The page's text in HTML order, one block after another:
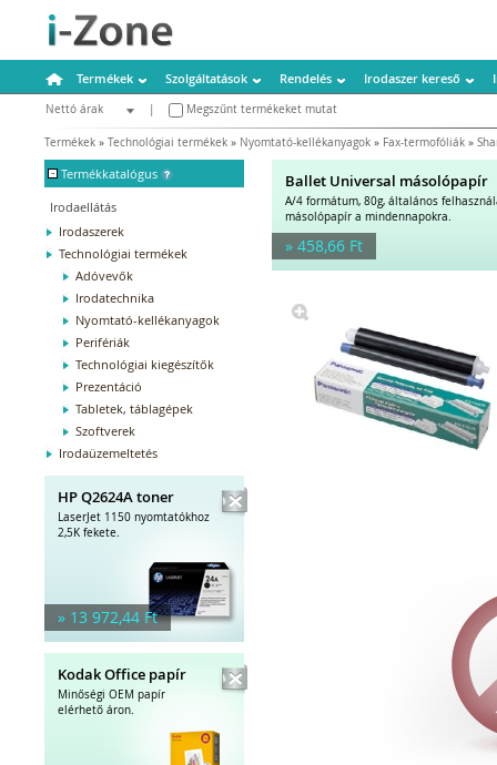
Termékek Szolgáltatások Rendelés Irodaszer kereső
Nettó árak
Megszűnt termékeket mutat
Termékek » Technológiai termékek » Nyomtató-kellékanyagok » Fax-termofóliák »
- Termékkatalógus
Irodaellátás
Irodaszerek
Technológiai termékek
Adóvevők
Irodatechnika
Nyomtató-kellékanyagok
Perifériák
Technológiai kiegészítők
Prezentáció
Tabletek, táblagépek
Szoftverek
Irodaüzemeltetés
HP Q2624A toner
LaserJet 1150 nyomtatókhoz
2,5K fekete.
» 13 972,44 Ft
Kodak Office papír
Minőségi OEM papír
elérhető áron.
Ballet Universal másolópapír
A/4 formátum, 80g, általános
másolópapír a mindennapokra.
» 458,66 Ft